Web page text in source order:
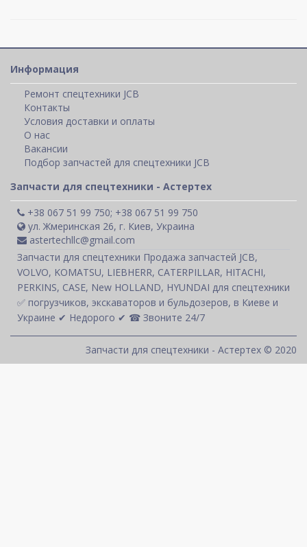
Информация
Ремонт спецтехники JCB
Контакты
Условия доставки и оплаты
О нас
Вакансии
Подбор запчастей для спецтехники JCB
Запчасти для спецтехники - Астертех
+38 067 51 99 750; +38 067 51 99 750
ул. Жмеринская 26, г. Киев, Украина
astertechllc@gmail.com
Запчасти для спецтехники Продажа запчастей JCB,
VOLVO, KOMATSU, LIEBHERR, CATERPILLAR, HITACHI,
PERKINS, CASE, New HOLLAND, HYUNDAI для спецтехники
✅ погрузчиков, экскаваторов и бульдозеров, в Киеве и
Украине ✔ Недорого ✔ ☎ Звоните 24/7
Запчасти для спецтехники - Астертех © 2020